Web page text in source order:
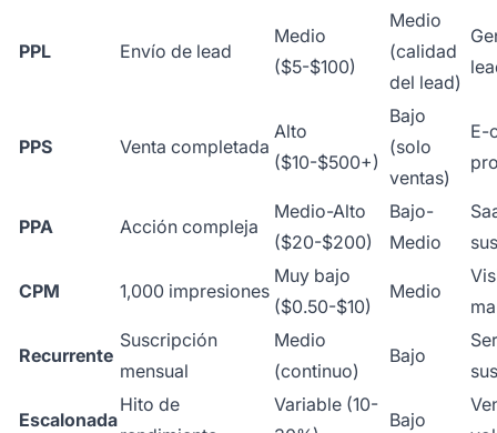
PPL Envío de lead
Medio
($5-$100)
Medio
(calidad
del lead)
PPS Venta completada
Alto
($10-$500+)
Bajo
(solo
ventas)
E-
PPA Acción compleja
Medio-Alto
($20-$200)
Bajo-
Medio
CPM 1,000 impresiones
Muy bajo
($0.50-$10)
Medio
Recurrente
Suscripción
mensual
Medio
(continuo)
Bajo
Escalonada
Hito de
Variable (10-
Bajo